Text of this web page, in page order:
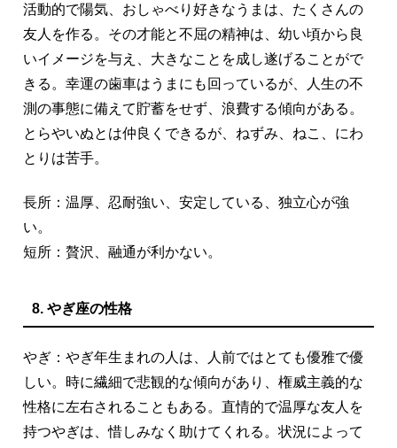
活動的で陽気、おしゃべり好きなうまは、たくさんの
友人を作る。その才能と不屈の精神は、幼い頃から良
いイメージを与え、大きなことを成し遂げることがで
きる。幸運の歯車はうまにも回っているが、人生の不
測の事態に備えて貯蓄をせず、浪費する傾向がある。
とらやいぬとは仲良くできるが、ねずみ、ねこ、にわ
とりは苦手。
長所：温厚、忍耐強い、安定している、独立心が強
い。
短所：贅沢、融通が利かない。
8. やぎ座の性格
やぎ：やぎ年生まれの人は、人前ではとても優雅で優
しい。時に繊細で悲観的な傾向があり、権威主義的な
性格に左右されることもある。直情的で温厚な友人を
持つやぎは、惜しみなく助けてくれる。状況によって